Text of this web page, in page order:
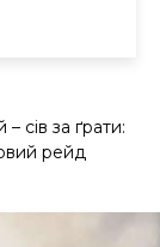
– сів за ґрати:
рейд